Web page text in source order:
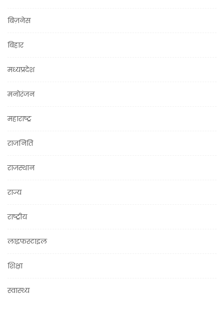
बिज़नेस
बिहार
मध्यप्रदेश
मनोरंजन
महाराष्ट्र
राजनिति
राजस्थान
राज्य
राष्ट्रीय
लाइफस्टाइल
शिक्षा
स्वास्थ्य